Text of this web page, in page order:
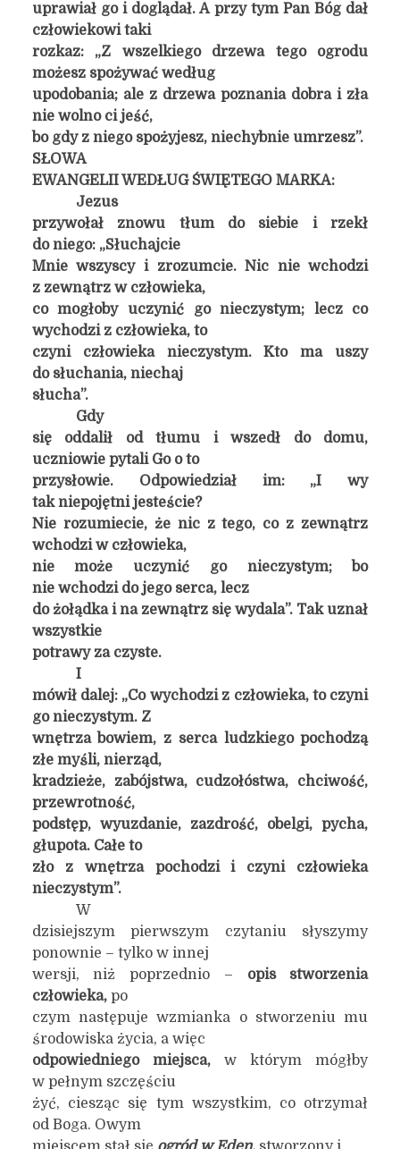
uprawiał go i doglądał. A przy tym Pan Bóg dał
człowiekowi taki
rozkaz: „Z wszelkiego drzewa tego ogrodu
możesz spożywać według
upodobania; ale z drzewa poznania dobra i zła
nie wolno ci jeść,
bo gdy z niego spożyjesz, niechybnie umrzesz”.
SŁOWA
EWANGELII WEDŁUG ŚWIĘTEGO MARKA:
Jezus
przywołał znowu tłum do siebie i rzekł
do niego: „Słuchajcie
Mnie wszyscy i zrozumcie. Nic nie wchodzi
z zewnątrz w człowieka,
co mogłoby uczynić go nieczystym; lecz co
wychodzi z człowieka, to
czyni człowieka nieczystym. Kto ma uszy
do słuchania, niechaj
słucha”.
Gdy
się oddalił od tłumu i wszedł do domu,
uczniowie pytali Go o to
przysłowie. Odpowiedział im: „I wy
tak niepojętni jesteście?
Nie rozumiecie, że nic z tego, co z zewnątrz
wchodzi w człowieka,
nie może uczynić go nieczystym; bo
nie wchodzi do jego serca, lecz
do żołądka i na zewnątrz się wydala”. Tak uznał
wszystkie
potrawy za czyste.
I
mówił dalej: „Co wychodzi z człowieka, to czyni
go nieczystym. Z
wnętrza bowiem, z serca ludzkiego pochodzą
złe myśli, nierząd,
kradzieże, zabójstwa, cudzołóstwa, chciwość,
przewrotność,
podstęp, wyuzdanie, zazdrość, obelgi, pycha,
głupota. Całe to
zło z wnętrza pochodzi i czyni człowieka
nieczystym”.
W
dzisiejszym pierwszym czytaniu słyszymy
ponownie – tylko w innej
wersji, niż poprzednio – opis stworzenia
człowieka,po
czym następuje wzmianka o stworzeniu mu
środowiska życia, a więc
odpowiedniego miejsca,w którym mógłby
w pełnym szczęściu
żyć, ciesząc się tym wszystkim, co otrzymał
od Boga. Owym